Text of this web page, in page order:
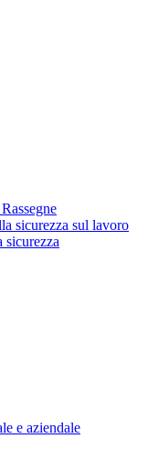
sicurezza sul lavoro
sicurezza
e aziendale